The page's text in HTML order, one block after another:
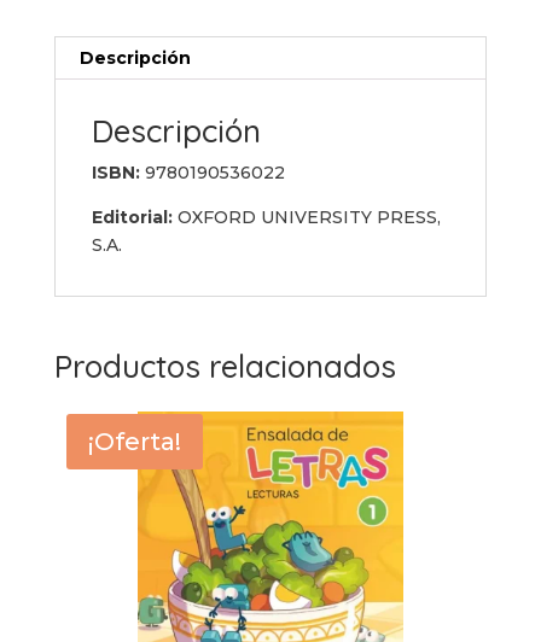
de
l'élève
Descripción
Descripción
ISBN:9780190536022
Editorial:OXFORD UNIVERSITY PRESS,
S.A.
Productos relacionados
¡Oferta!